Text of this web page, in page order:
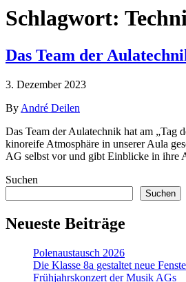
Schlagwort:
Das Team der
3. Dezember 2023
By André Deilen
Das Team der Aulatechnik hat am „Tag
kinoreife Atmosphäre in unserer Aula
AG selbst vor und gibt Einblicke in ihre
Suchen
Suchen
Neueste Beiträge
Polenaustausch 2026
Die Klasse 8a gestaltet neue
Frühjahrskonzert der Musik AGs